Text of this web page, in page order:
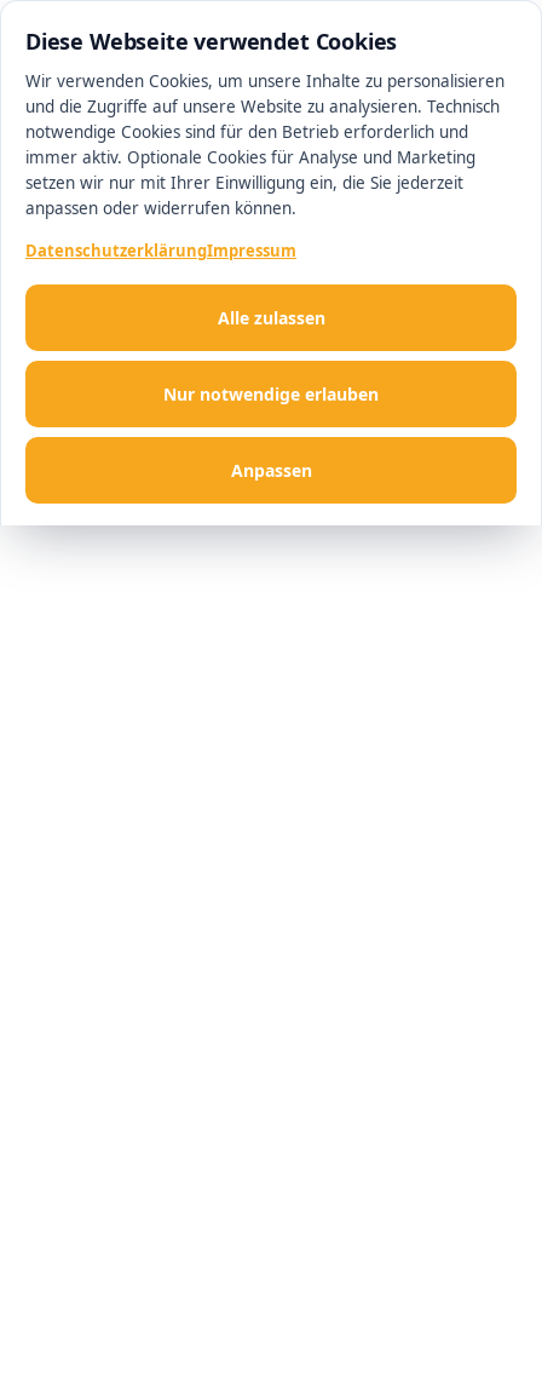
Diese Webseite verwendet Cookies
Wir verwenden Cookies, um unsere Inhalte zu personalisieren
und die Zugriffe auf unsere Website zu analysieren. Technisch
notwendige Cookies sind für den Betrieb erforderlich und
immer aktiv. Optionale Cookies für Analyse und Marketing
setzen wir nur mit Ihrer Einwilligung ein, die Sie jederzeit
anpassen oder widerrufen können.
DatenschutzerklärungImpressum
Nur notwendige erlauben
Anpassen
Alle zulassen